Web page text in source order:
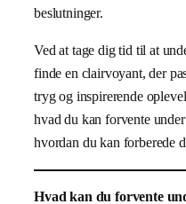
beslutninger.
Ved at tage dig tid til at
finde en clairvoyant, der
tryg og inspirerende
hvad du kan forvente
hvordan du kan forberede
Hvad kan du forvente